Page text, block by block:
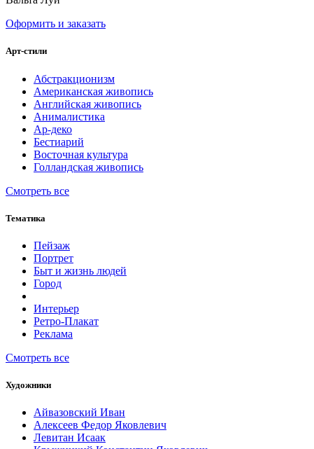
Оформить и заказать
Арт-стили
Абстракционизм
Американская живопись
Английская живопись
Анималистика
Ар-деко
Бестиарий
Восточная культура
Голландская живопись
Смотреть все
Тематика
Пейзаж
Портрет
Быт и жизнь людей
Город
Интерьер
Ретро-Плакат
Реклама
Смотреть все
Художники
Айвазовский Иван
Алексеев Федор Яковлевич
Левитан Исаак